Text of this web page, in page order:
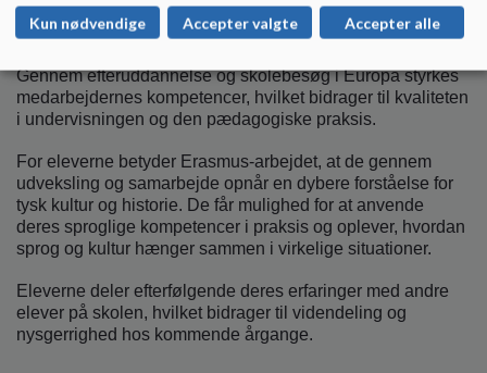
undervisningen og giver inspiration til nye tilgange – blandt
andet i sprogfagene.
Gennem efteruddannelse og skolebesøg i Europa styrkes
medarbejdernes kompetencer, hvilket bidrager til kvaliteten
i undervisningen og den pædagogiske praksis.
For eleverne betyder Erasmus-arbejdet, at de gennem
udveksling og samarbejde opnår en dybere forståelse for
tysk kultur og historie. De får mulighed for at anvende
deres sproglige kompetencer i praksis og oplever, hvordan
sprog og kultur hænger sammen i virkelige situationer.
Eleverne deler efterfølgende deres erfaringer med andre
elever på skolen, hvilket bidrager til videndeling og
nysgerrighed hos kommende årgange.
Kun nødvendige Accepter valgte Accepter alle